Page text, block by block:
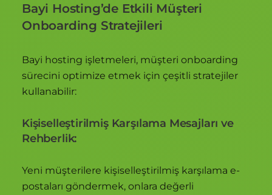
Bayi Hosting’de Etkili Müşteri
Onboarding Stratejileri
Bayi hosting işletmeleri, müşteri onboarding
sürecini optimize etmek için çeşitli stratejiler
kullanabilir:
Kişiselleştirilmiş Karşılama Mesajları ve
Rehberlik:
Yeni müşterilere kişiselleştirilmiş karşılama e-
postaları göndermek, onlara değerli